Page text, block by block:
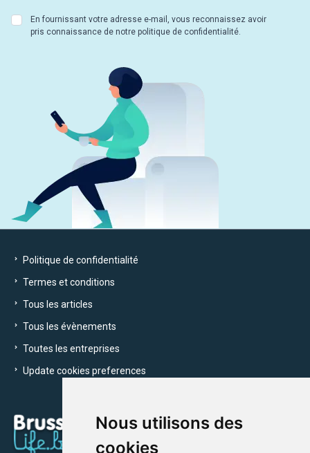
Nous utilisons des
cookies
En fournissant votre adresse e-mail, vous reconnaissez avoir
pris connaissance de notre politique de confidentialité.
Politique de confidentialité
Termes et conditions
Tous les articles
Tous les évènements
Toutes les entreprises
Update cookies preferences